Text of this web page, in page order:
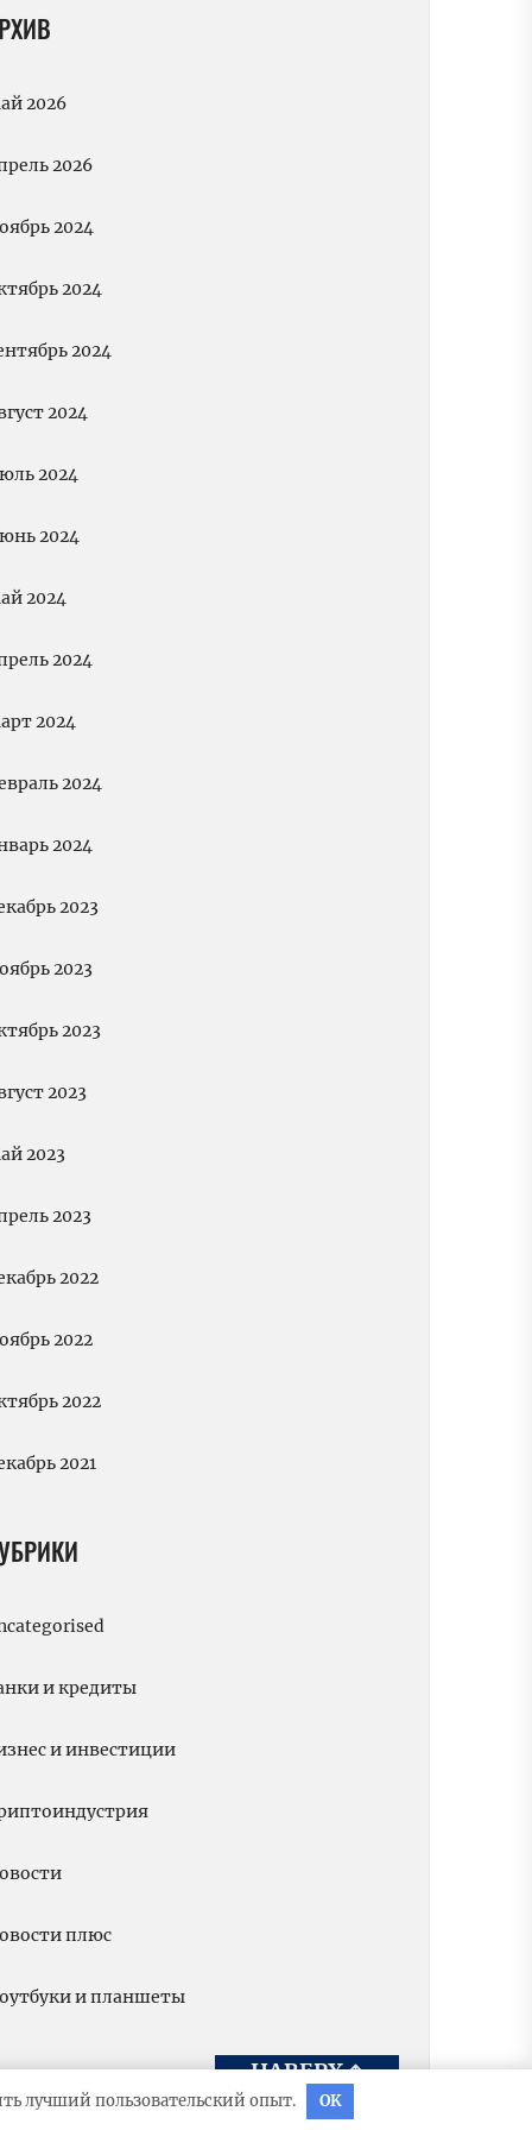
2026
2026
2024
2024
2024
2024
2024
2024
2024
2024
2024
2024
2024
2023
2023
2023
2023
2023
2023
2022
2022
2022
2021
и кредиты
и инвестиции
плюс
и планшеты
НАВЕРХ↑
лучший пользовательский опыт. OK